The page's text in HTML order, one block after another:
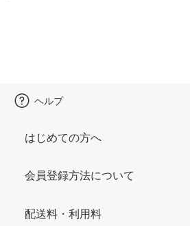
ヘルプ
はじめての方へ
会員登録方法について
配送料・利用料